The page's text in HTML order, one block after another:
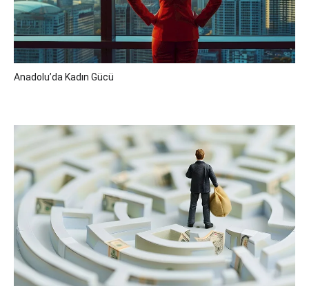
Anadolu’da Kadın Gücü